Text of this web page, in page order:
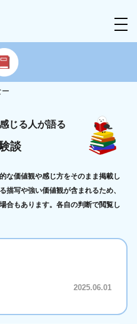
ー
じる人が語る
談
な価値観や感じ方をそのまま掲載し
描写や強い価値観が含まれるため、
合もあります。各自の判断で閲覧し
2025.06.01